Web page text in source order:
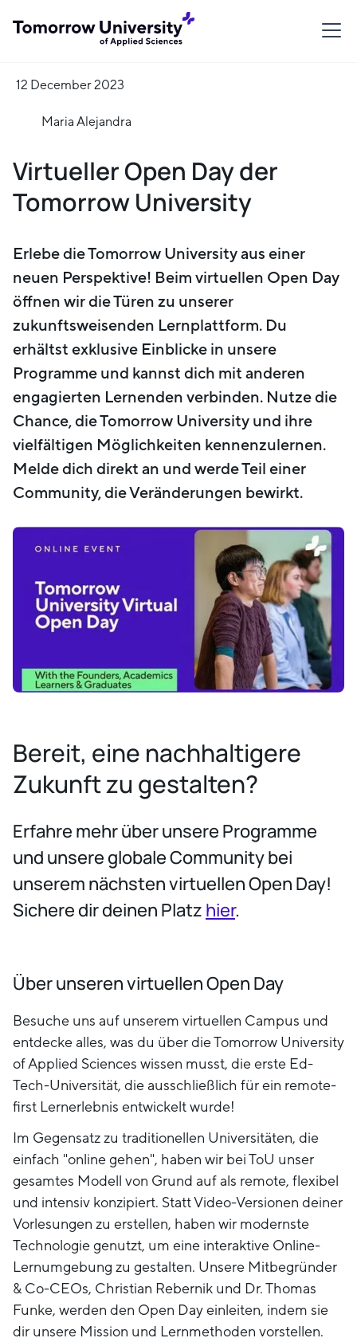
12 December 2023
Maria Alejandra
Virtueller Open Day der
Tomorrow University
Erlebe die Tomorrow University aus einer
neuen Perspektive! Beim virtuellen Open Day
öffnen wir die Türen zu unserer
zukunftsweisenden Lernplattform. Du
erhältst exklusive Einblicke in unsere
Programme und kannst dich mit anderen
engagierten Lernenden verbinden. Nutze die
Chance, die Tomorrow University und ihre
vielfältigen Möglichkeiten kennenzulernen.
Melde dich direkt an und werde Teil einer
Community, die Veränderungen bewirkt.
Bereit, eine nachhaltigere
Zukunft zu gestalten?
Erfahre mehr über unsere Programme
und unsere globale Community bei
unserem nächsten virtuellen Open Day!
Sichere dir deinen Platz hier.
Über unseren virtuellen Open Day
Besuche uns auf unserem virtuellen Campus und
entdecke alles, was du über die Tomorrow University
of Applied Sciences wissen musst, die erste Ed-
Tech-Universität, die ausschließlich für ein remote-
first Lernerlebnis entwickelt wurde!
Im Gegensatz zu traditionellen Universitäten, die
einfach "online gehen", haben wir bei ToU unser
gesamtes Modell von Grund auf als remote, flexibel
und intensiv konzipiert. Statt Video-Versionen deiner
Vorlesungen zu erstellen, haben wir modernste
Technologie genutzt, um eine interaktive Online-
Lernumgebung zu gestalten. Unsere Mitbegründer
& Co-CEOs, Christian Rebernik und Dr. Thomas
Funke, werden den Open Day einleiten, indem sie
dir unsere Mission und Lernmethoden vorstellen.